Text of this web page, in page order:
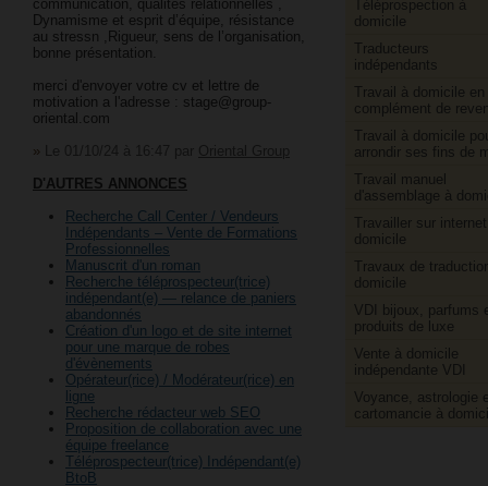
Téléprospection à
domicile
Traducteurs
indépendants
Travail à domicile en
complément de
Travail à domicile
arrondir ses fins de
Travail manuel
d'assemblage à
Travailler sur
domicile
Travaux de
domicile
VDI bijoux, parfums
produits de luxe
Vente à domicile
indépendante VDI
Voyance, astrologie
cartomancie à
communication, qualités relationnelles ,
Dynamisme et esprit d’équipe, résistance
au stressn ,Rigueur, sens de l’organisation,
bonne présentation.
merci d'envoyer votre cv et lettre de
motivation a l'adresse : stage@group-
oriental.com
»
D'AUTRES ANNONCES
Recherche Call Center / Vendeurs
Indépendants – Vente de Formations
Professionnelles
Manuscrit d'un roman
Recherche téléprospecteur(trice)
indépendant(e) — relance de paniers
abandonnés
Création d'un logo et de site internet
pour une marque de robes
d'évènements
Opérateur(rice) / Modérateur(rice) en
ligne
Recherche rédacteur web SEO
Proposition de collaboration avec une
équipe freelance
Téléprospecteur(trice) Indépendant(e)
BtoB